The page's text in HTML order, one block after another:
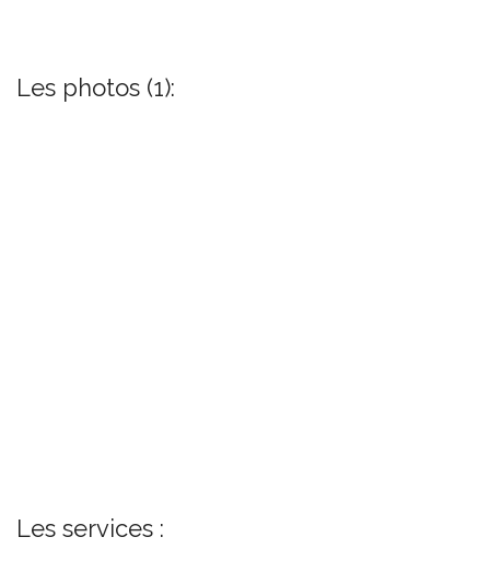
Les photos (1):
Les services :